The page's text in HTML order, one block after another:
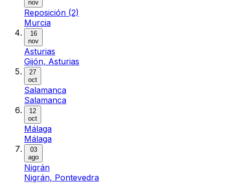
nov
Reposición (2)
Murcia
16
nov
Asturias
Gijón, Asturias
27
oct
Salamanca
Salamanca
12
oct
Málaga
Málaga
03
ago
Nigrán
Nigrán, Pontevedra